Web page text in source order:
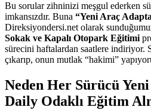
Bu sorular zihninizi meşgul ederken
imkansızdır. Buna “Yeni Araç
Direksiyondersi.net olarak
Sokak ve Kapalı Otopark Eğitimi
sürecini haftalardan saatlere indiriyor.
çıkarıp, onun mutlak “hakimi”
Neden Her Sürücü
Daily Odaklı Eğitim